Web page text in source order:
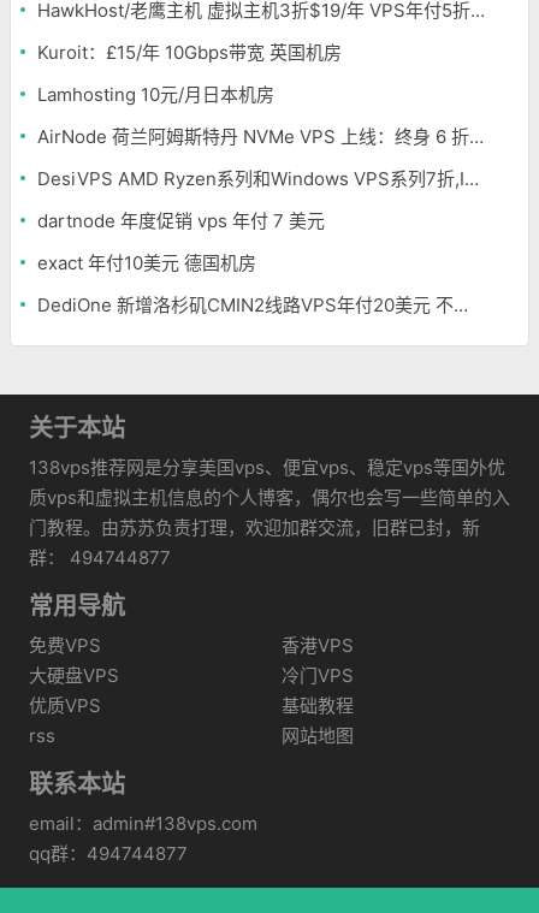
HawkHost/老鹰主机 虚拟主机3折$19/年 VPS年付5折$25/年
Kuroit：£15/年 10Gbps带宽 英国机房
Lamhosting 10元/月日本机房
AirNode 荷兰阿姆斯特丹 NVMe VPS 上线：终身 6 折，€1.99/月起，2.5Tbit/s DDoS 防护
DesiVPS AMD Ryzen系列和Windows VPS系列7折,Intel系列年付11.6美元
dartnode 年度促销 vps 年付 7 美元
exact 年付10美元 德国机房
DediOne 新增洛杉矶CMIN2线路VPS年付20美元 不限流量
关于本站
138vps推荐网是分享美国vps、便宜vps、稳定vps等国外优
质vps和虚拟主机信息的个人博客，偶尔也会写一些简单的入
门教程。由苏苏负责打理，欢迎加群交流，旧群已封，新
群： 494744877
常用导航
免费VPS
香港VPS
大硬盘VPS
冷门VPS
优质VPS
基础教程
rss
网站地图
联系本站
email：admin#138vps.com
qq群：494744877